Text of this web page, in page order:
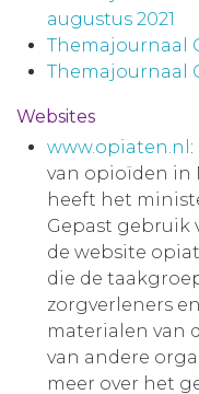
augustus 2021
Themajournaal
Themajournaal
Websites
www.opiaten.nl
van opioïden in
heeft het
Gepast gebruik
de website
die de
zorgverleners
materialen van
van andere
meer over het